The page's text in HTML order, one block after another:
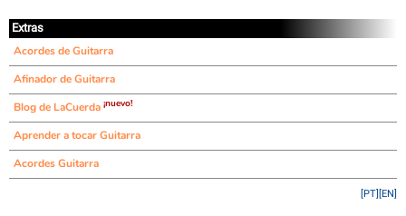
Extras
Acordes de Guitarra
Afinador de Guitarra
Blog de LaCuerda ¡nuevo!
Aprender a tocar Guitarra
Acordes Guitarra
[EN]
[PT]